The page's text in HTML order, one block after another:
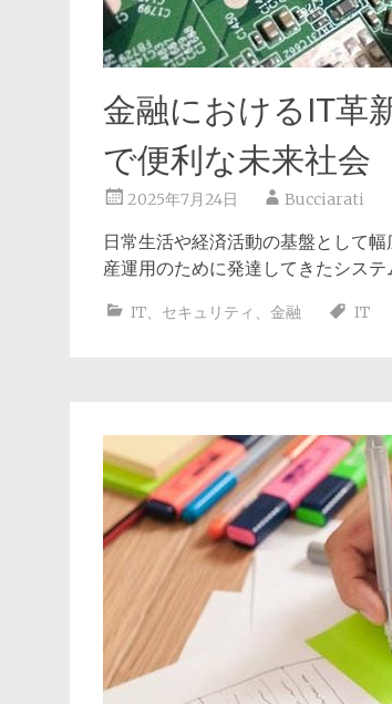
金融におけるIT革
で便利な未来社会
2025年7月24日 Bucciarati
日常生活や経済活動の基盤として
産運用のために発達してきたシステ
IT、 セキュリティ 、 金融 IT